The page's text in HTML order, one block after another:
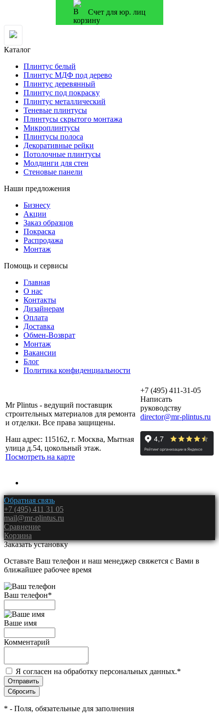
Счет для юр. лиц
Каталог
Плинтус белый
Плинтус МДФ под дерево
Плинтус деревянный
Плинтус под покраску
Плинтус металлический
Теневые плинтусы
Плинтусы скрытого монтажа
Микроплинтусы
Плинтусы полоса
Декоративные рейки
Потолочные плинтусы
Молдинги для стен
Стеновые панели
Наши предложения
Бизнесу
Акции
Заказ образцов
Покраска
Распродажа
Монтаж
Помощь и сервисы
Главная
О нас
Контакты
Дизайнерам
Оплата
Доставка
Обмен-Возврат
Монтаж
Вакансии
Блог
Политика конфиденциальности
Mr Plintus - ведущий поставщик
строительных материалов для ремонта
и отделки. Все права защищены.
Наш адрес: 115162, г. Москва, Мытная
улица д.54, цокольный этаж.
Посмотреть на карте
+7 (495) 411-31-05
Написать
руководству
director@mr-plintus.ru
Обратная связь
+7 (495) 411 31 05
mail@mr-plintus.ru
Сравнение
Корзина
Заказать установку
Оставьте Ваш телефон и наш менеджер свяжется с Вами в
ближайшее рабочее время
Ваш телефон*
Ваше имя
Комментарий
Я согласен на обработку персональных данных.*
* - Поля, обязательные для заполнения